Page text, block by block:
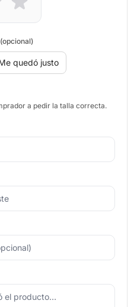
(opcional)
quedó justo
a pedir la talla correcta.